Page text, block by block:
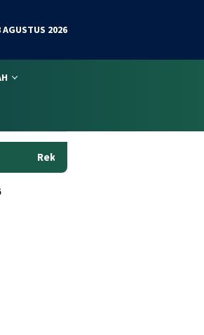
2026
Bongkar Aksi Curanmor di Jambi, Tiga